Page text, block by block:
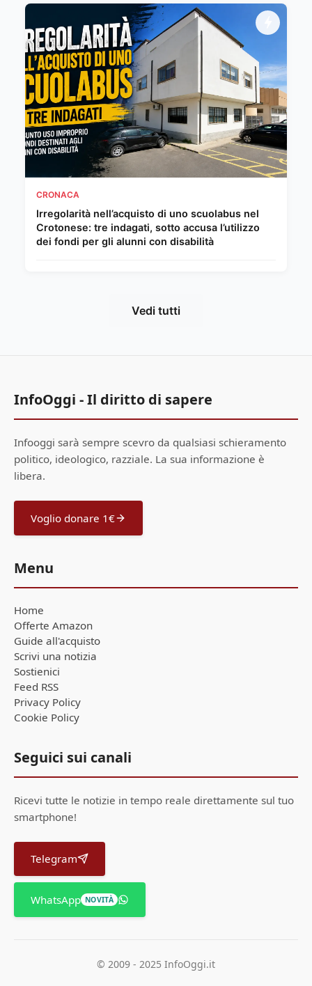
CRONACA
Irregolarità nell’acquisto di uno scuolabus nel
Crotonese: tre indagati, sotto accusa l’utilizzo
dei fondi per gli alunni con disabilità
Vedi tutti
InfoOggi - Il diritto di sapere
Infooggi sarà sempre scevro da qualsiasi schieramento
politico, ideologico, razziale. La sua informazione è
libera.
Voglio donare 1€
Menu
Home
Offerte Amazon
Guide all'acquisto
Scrivi una notizia
Sostienici
Feed RSS
Privacy Policy
Cookie Policy
Seguici sui canali
Ricevi tutte le notizie in tempo reale direttamente sul tuo
smartphone!
Telegram
WhatsApp NOVITÀ
© 2009 - 2025 InfoOggi.it